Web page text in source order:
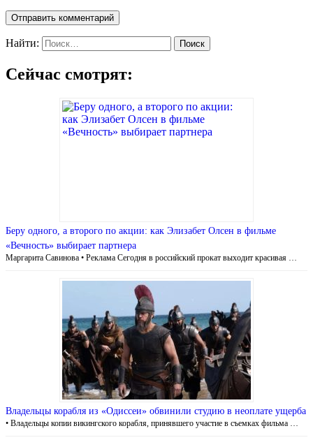
Найти:
Сейчас смотрят:
Беру одного, а второго по акции: как Элизабет Олсен в фильме
«Вечность» выбирает партнера
Маргарита Савинова • Реклама Сегодня в российский прокат выходит красивая …
Владельцы корабля из «Одиссеи» обвинили студию в неоплате ущерба
• Владельцы копии викингского корабля, принявшего участие в съемках фильма …